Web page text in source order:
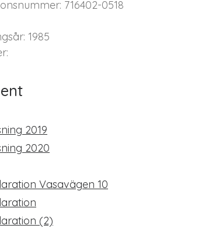
716402-0518
1985
2019
2020
Vasavägen 10
(2)